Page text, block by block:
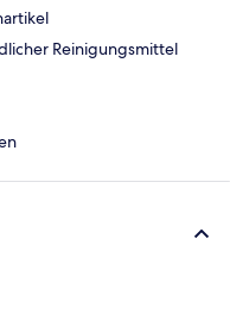
Reinigungsmittel